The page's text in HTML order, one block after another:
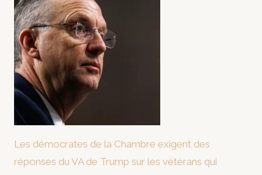
Les démocrates de la Chambre exigent des
réponses du VA de Trump sur les vétérans qui